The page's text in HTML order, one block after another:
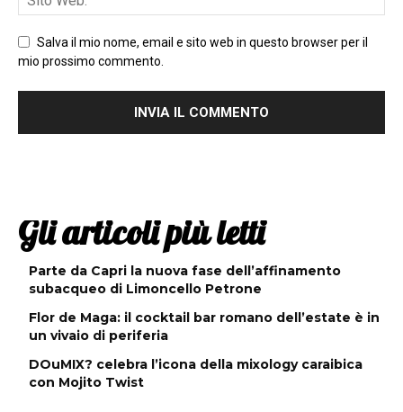
Salva il mio nome, email e sito web in questo browser per il
mio prossimo commento.
Gli articoli più letti
Parte da Capri la nuova fase dell’affinamento
subacqueo di Limoncello Petrone
Flor de Maga: il cocktail bar romano dell’estate è in
un vivaio di periferia
DOuMIX? celebra l’icona della mixology caraibica
con Mojito Twist